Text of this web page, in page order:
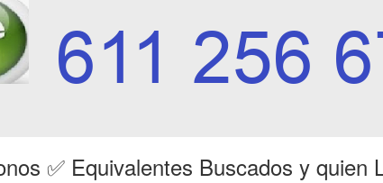
✅ Equivalentes Buscados y quien